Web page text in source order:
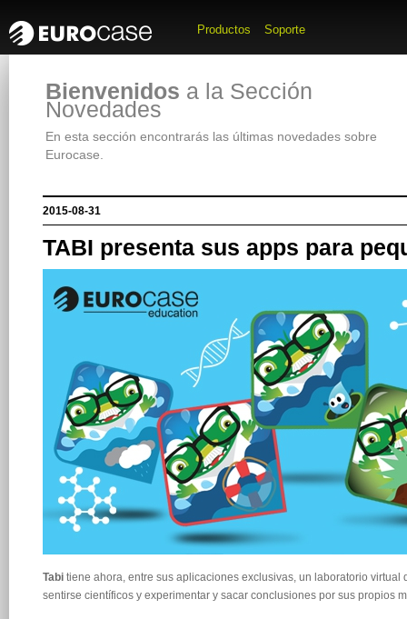
Productos Soporte
Bienvenidos a la Sección
Novedades
En esta sección encontrarás las últimas novedades sobre
Eurocase.
2015-08-31
TABI presenta sus apps para
Tabi tiene ahora, entre sus aplicaciones exclusivas, un laboratorio
sentirse científicos y experimentar y sacar conclusiones por sus propios